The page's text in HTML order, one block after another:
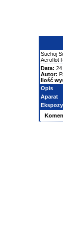
Suchoj
Aeroflot
Data:
Autor:
Ilość
Opis
Aparat